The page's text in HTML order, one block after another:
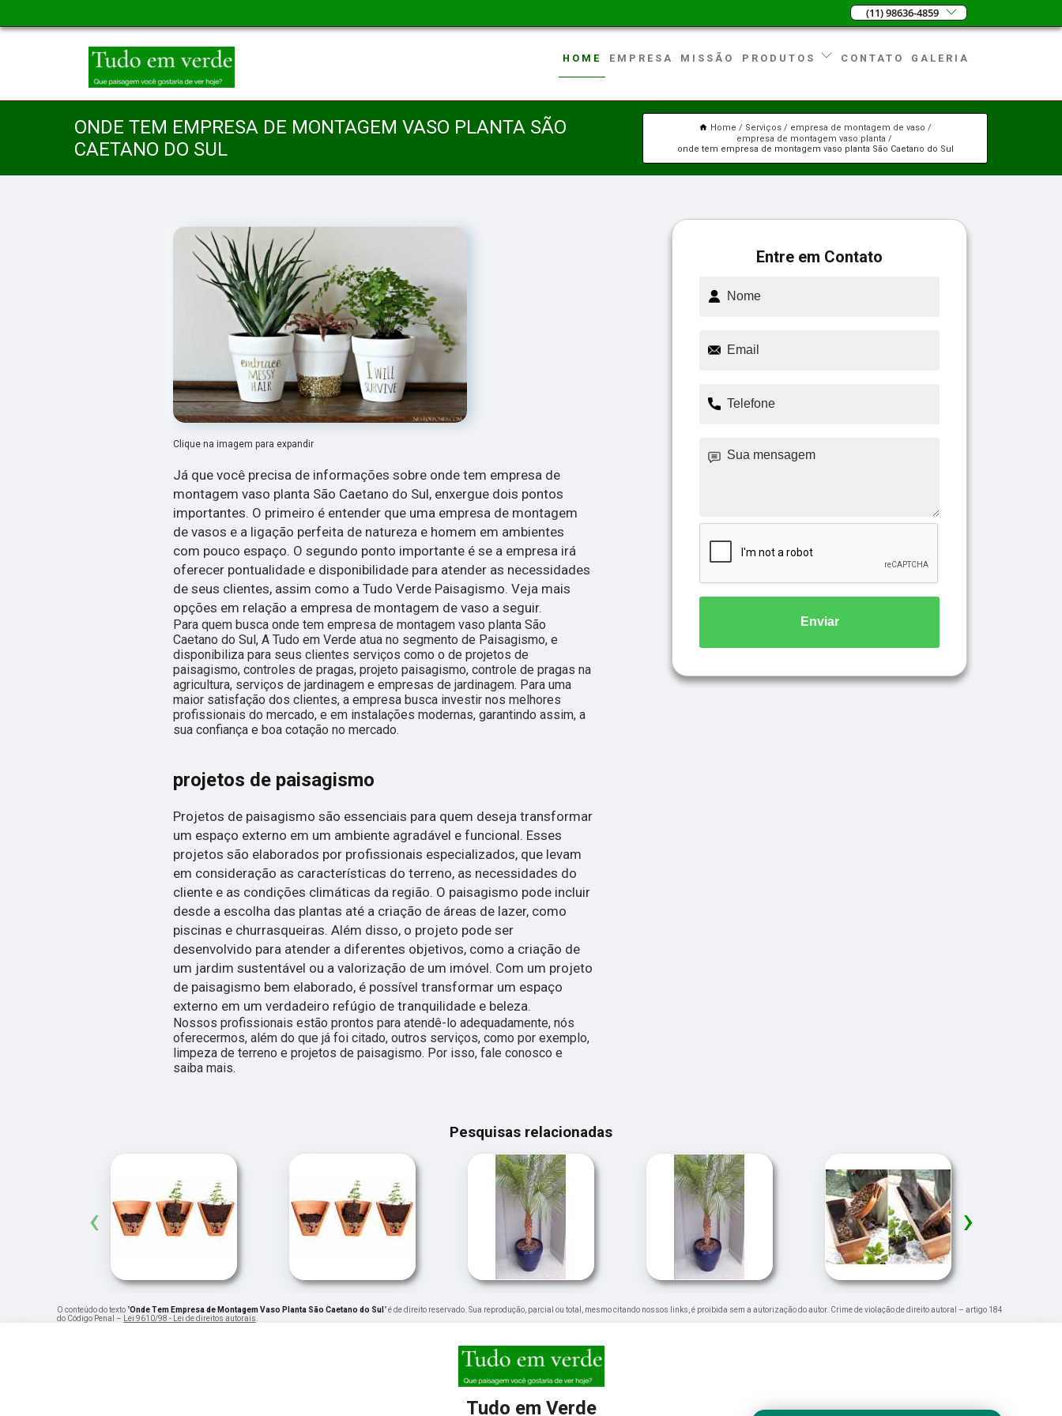
(11) 98636-4859
HOME EMPRESA MISSÃO PRODUTOS CONTATO GALERIA
ONDE TEM EMPRESA DE MONTAGEM VASO PLANTA SÃO
CAETANO DO SUL
Home Serviços
empresa de montagem de vaso
empresa de montagem vaso planta
onde tem empresa de montagem vaso planta São Caetano do Sul
Clique na imagem para expandir
Já que você precisa de informações sobre onde tem empresa de
montagem vaso planta São Caetano do Sul, enxergue dois pontos
importantes. O primeiro é entender que uma empresa de montagem
de vasos e a ligação perfeita de natureza e homem em ambientes
com pouco espaço. O segundo ponto importante é se a empresa irá
oferecer pontualidade e disponibilidade para atender as necessidades
de seus clientes, assim como a Tudo Verde Paisagismo. Veja mais
opções em relação a empresa de montagem de vaso a seguir.
Para quem busca onde tem empresa de montagem vaso planta São
Caetano do Sul, A Tudo em Verde atua no segmento de Paisagismo, e
disponibiliza para seus clientes serviços como o de projetos de
paisagismo, controles de pragas, projeto paisagismo, controle de pragas na
agricultura, serviços de jardinagem e empresas de jardinagem. Para uma
maior satisfação dos clientes, a empresa busca investir nos melhores
profissionais do mercado, e em instalações modernas, garantindo assim, a
sua confiança e boa cotação no mercado.
projetos de paisagismo
Projetos de paisagismo são essenciais para quem deseja transformar
um espaço externo em um ambiente agradável e funcional. Esses
projetos são elaborados por profissionais especializados, que levam
em consideração as características do terreno, as necessidades do
cliente e as condições climáticas da região. O paisagismo pode incluir
desde a escolha das plantas até a criação de áreas de lazer, como
piscinas e churrasqueiras. Além disso, o projeto pode ser
desenvolvido para atender a diferentes objetivos, como a criação de
um jardim sustentável ou a valorização de um imóvel. Com um projeto
de paisagismo bem elaborado, é possível transformar um espaço
externo em um verdadeiro refúgio de tranquilidade e beleza.
Nossos profissionais estão prontos para atendê-lo adequadamente, nós
oferecermos, além do que já foi citado, outros serviços, como por exemplo,
limpeza de terreno e projetos de paisagismo. Por isso, fale conosco e
saiba mais.
Entre em Contato
Enviar
Pesquisas relacionadas
‹ ›
O conteúdo do texto "Onde Tem Empresa de Montagem Vaso Planta São Caetano do Sul " é de direito reservado. Sua reprodução, parcial ou total, mesmo citando nossos links, é proibida sem a autorização do autor. Crime de violação de direito autoral – artigo 184
do Código Penal –
Lei 9610/98 - Lei de direitos autorais
Tudo em Verde